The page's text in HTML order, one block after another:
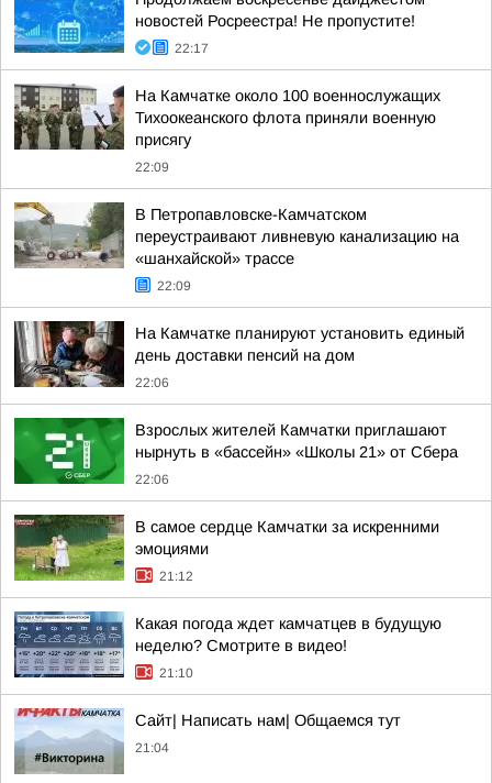
новостей Росреестра! Не пропустите!
22:17
На Камчатке около 100 военнослужащих
Тихоокеанского флота приняли военную
присягу
22:09
В Петропавловске-Камчатском
переустраивают ливневую канализацию на
«шанхайской» трассе
22:09
На Камчатке планируют установить единый
день доставки пенсий на дом
22:06
Взрослых жителей Камчатки приглашают
нырнуть в «бассейн» «Школы 21» от Сбера
22:06
В самое сердце Камчатки за искренними
эмоциями
21:12
Какая погода ждет камчатцев в будущую
неделю? Cмотрите в видео!
21:10
Сайт| Написать нам| Общаемся тут
21:04